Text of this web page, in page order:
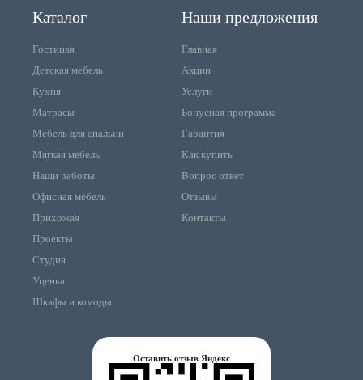
Каталог
Гостиная
Детская мебель
Кухня
Матрасы
Мебель для спальни
Мягкая мебель
Наши работы
Офисная мебель
Прихожая
Проекты
Студия
Уценка
Шкафы и комоды
Наши предложения
Главная
Акции
Услуги
Бонусная программа
Гарантия
Как купить
Вопрос ответ
Отзывы
Контакты
Оставить отзыв Яндекс